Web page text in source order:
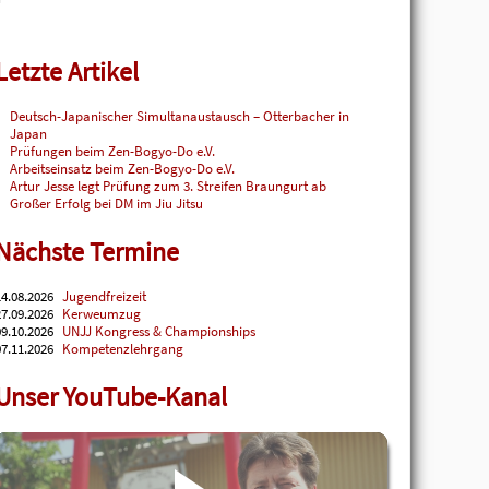
Artikel
Deutsch-Japanischer Simultanaustausch – Otterbacher in
Japan
Prüfungen beim Zen-Bogyo-Do e.V.
Arbeitseinsatz beim Zen-Bogyo-Do e.V.
Artur Jesse legt Prüfung zum 3. Streifen Braungurt ab
Großer Erfolg bei DM im Jiu Jitsu
Termine
Jugendfreizeit
Kerweumzug
UNJJ Kongress & Championships
Kompetenzlehrgang
YouTube-Kanal